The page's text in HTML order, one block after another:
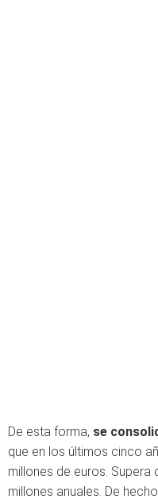
De esta forma, se
que en los últimos cinco
millones de euros.
millones anuales. De